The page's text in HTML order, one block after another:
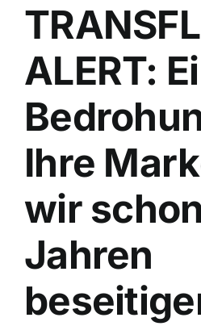
ALERT:
Ihre
wir
Jahren